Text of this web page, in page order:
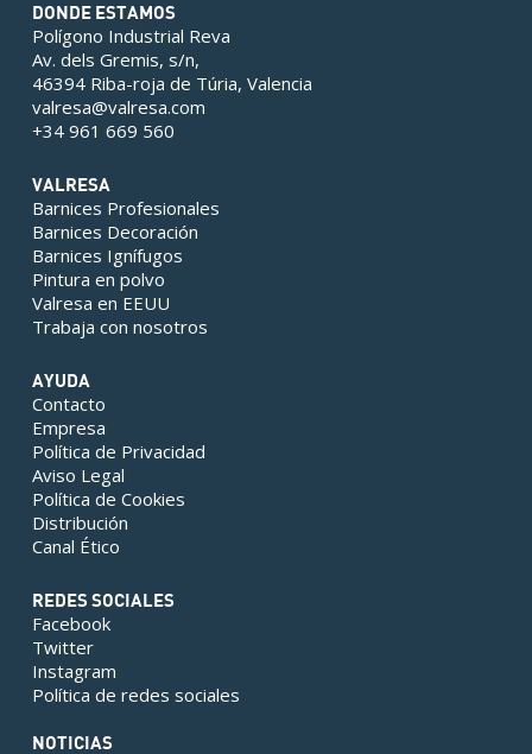
DONDE ESTAMOS
Polígono Industrial Reva
Av. dels Gremis, s/n,
46394 Riba-roja de Túria, Valencia
valresa@valresa.com
+34 961 669 560
VALRESA
Barnices Profesionales
Barnices Decoración
Barnices Ignífugos
Pintura en polvo
Valresa en EEUU
Trabaja con nosotros
AYUDA
Contacto
Empresa
Política de Privacidad
Aviso Legal
Política de Cookies
Distribución
Canal Ético
REDES SOCIALES
Facebook
Twitter
Instagram
Política de redes sociales
NOTICIAS